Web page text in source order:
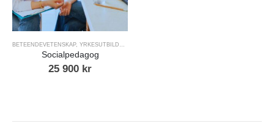
BETEENDEVETENSKAP, YRKESUTBILDNINGAR
Socialpedagog
25 900 kr